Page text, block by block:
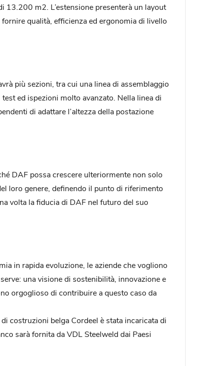
13.200 m2. L’estensione presenterà un layout
qualità, efficienza ed ergonomia di livello
più sezioni, tra cui una linea di assemblaggio
ed ispezioni molto avanzato. Nella linea di
di adattare l’altezza della postazione
DAF possa crescere ulteriormente non solo
loro genere, definendo il punto di riferimento
volta la fiducia di DAF nel futuro del suo
in rapida evoluzione, le aziende che vogliono
una visione di sostenibilità, innovazione e
orgoglioso di contribuire a questo caso da
costruzioni belga Cordeel è stata incaricata di
sarà fornita da VDL Steelweld dai Paesi